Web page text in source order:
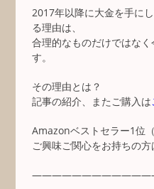
2017年以降に大金を手に
る理由は、
合理的なものだけではな
す。
その理由とは？
記事の紹介、またご購入は
Amazonベストセラー1位
ご興味ご関心をお持ちの方